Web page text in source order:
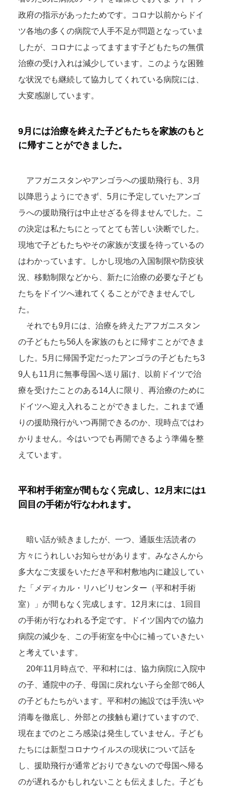
政府の指示があったためです。コロナ以前からドイ
ツ各地の多くの病院で人手不足が問題となっていま
したが、コロナによってますます子どもたちの無償
治療の受け入れは減少しています。このような困難
な状況でも継続して協力してくれている病院には、
大変感謝しています。
9月には治療を終えた子どもたちを家族のもと
に帰すことができました。
アフガニスタンやアンゴラへの援助飛行も、3月
以降思うようにできず、5月に予定していたアンゴ
ラへの援助飛行は中止せざるを得ませんでした。こ
の決定は私たちにとってとても苦しい決断でした。
現地で子どもたちやその家族が支援を待っているの
はわかっています。しかし現地の入国制限や防疫状
況、移動制限などから、新たに治療の必要な子ども
たちをドイツへ連れてくることができませんでし
た。
それでも9月には、治療を終えたアフガニスタン
の子どもたち56人を家族のもとに帰すことができま
した。5月に帰国予定だったアンゴラの子どもたち3
9人も11月に無事母国へ送り届け、以前ドイツで治
療を受けたことのある14人に限り、再治療のために
ドイツへ迎え入れることができました。これまで通
りの援助飛行がいつ再開できるのか、現時点ではわ
かりません。今はいつでも再開できるよう準備を整
えています。
平和村手術室が間もなく完成し、12月末には1
回目の手術が行なわれます。
暗い話が続きましたが、一つ、通販生活読者の
方々にうれしいお知らせがあります。みなさんから
多大なご支援をいただき平和村敷地内に建設してい
た「メディカル・リハビリセンター（平和村手術
室）」が間もなく完成します。12月末には、1回目
の手術が行なわれる予定です。ドイツ国内での協力
病院の減少を、この手術室を中心に補っていきたい
と考えています。
20年11月時点で、平和村には、協力病院に入院中
の子、通院中の子、母国に戻れない子ら全部で86人
の子どもたちがいます。平和村の施設では手洗いや
消毒を徹底し、外部との接触も避けていますので、
現在までのところ感染は発生していません。子ども
たちには新型コロナウイルスの現状について話を
し、援助飛行が通常どおりできないので母国へ帰る
のが遅れるかもしれないことも伝えました。子ども